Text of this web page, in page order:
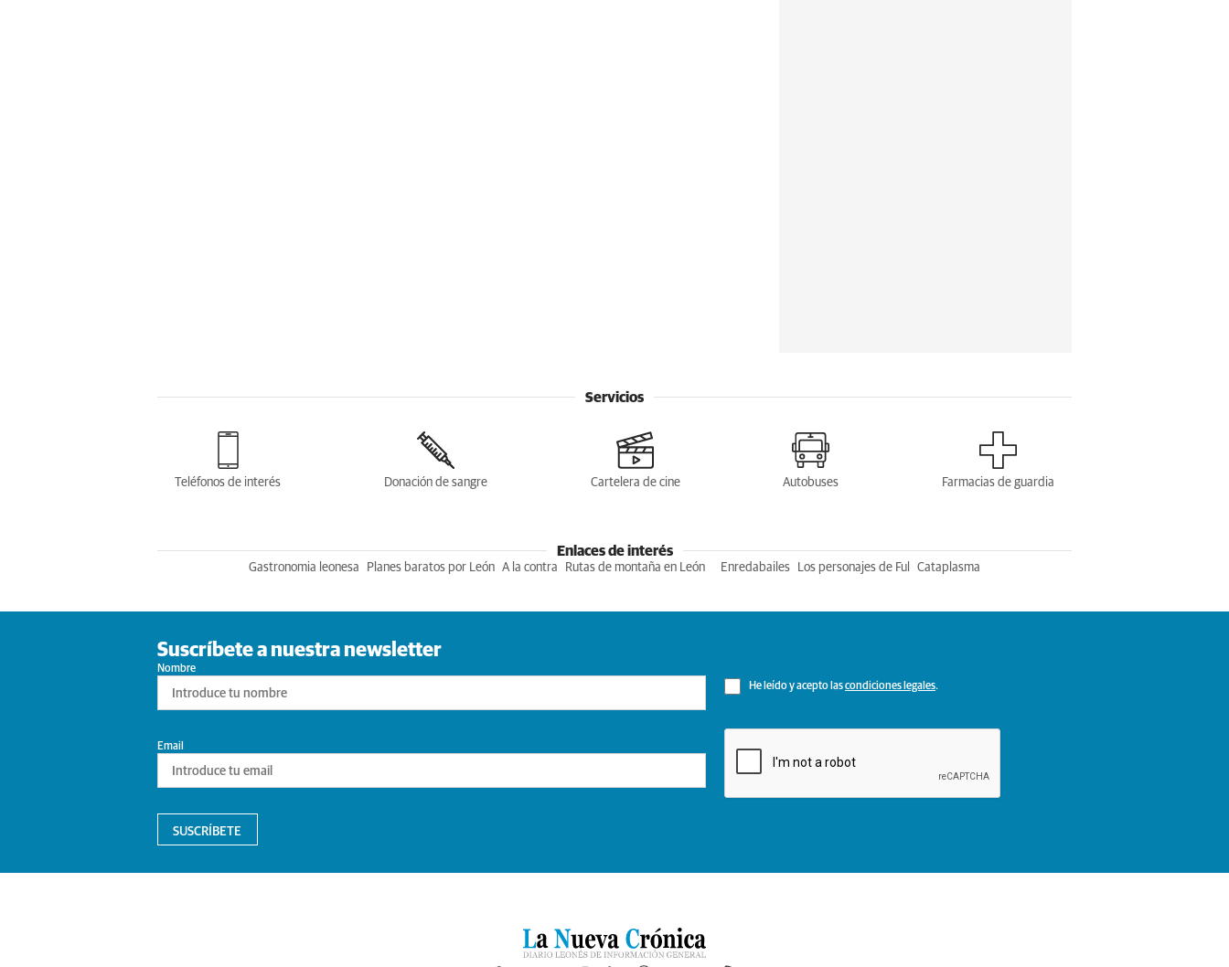
Servicios
Teléfonos de interés Donación de sangre Cartelera de cine Autobuses Farmacias de guardia
Enlaces de interés
Gastronomia leonesa Planes baratos por León A la contra Rutas de montaña en León Enredabailes Los personajes de Ful Cataplasma
Suscríbete a nuestra newsletter
Nombre
He leído y acepto lascondiciones legales.
Email
SUSCRÍBETE